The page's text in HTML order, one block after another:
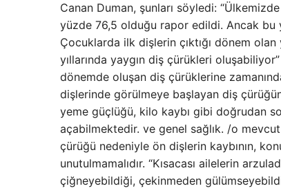
Canan Duman, şunları söyledi:
yüzde 76,5 olduğu rapor edildi. Ancak bu
Çocuklarda ilk dişlerin çıktığı dönem
yıllarında yaygın diş çürükleri
dönemde oluşan diş çürüklerine
dişlerinde görülmeye başlayan diş
yeme güçlüğü, kilo kaybı gibi doğrudan
açabilmektedir. ve genel sağlık. /o
çürüğü nedeniyle ön dişlerin kaybının,
unutulmamalıdır. “Kısacası ailelerin
çiğneyebildiği, çekinmeden